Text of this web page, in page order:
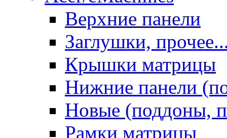
Верхние панели
Заглушки,
Крышки матрицы
Нижние панели
Новые (поддоны,
Рамки матрицы